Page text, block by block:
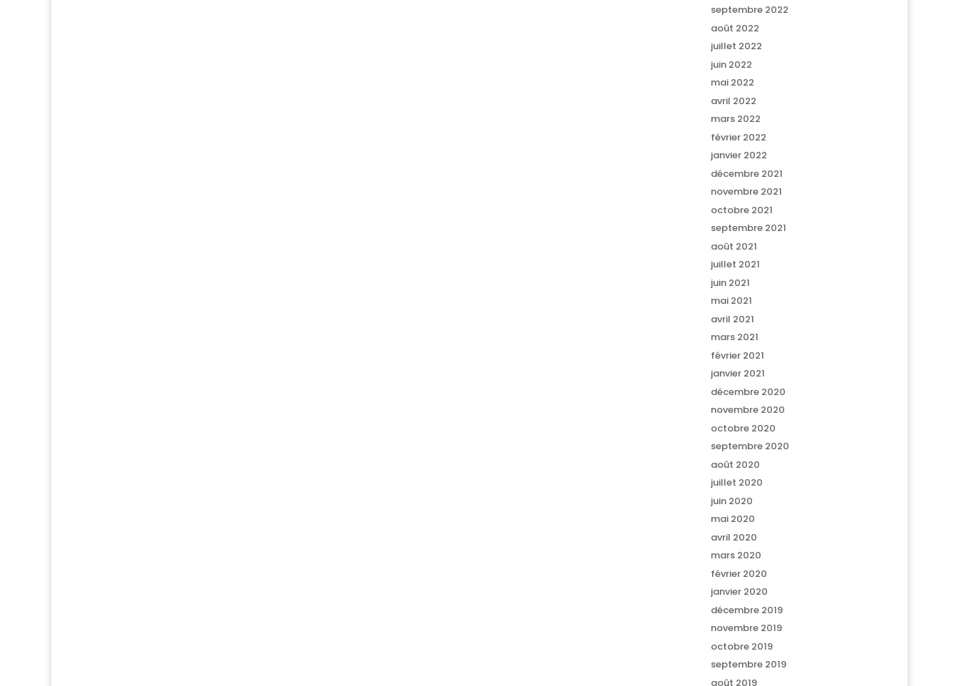
septembre 2022
août 2022
juillet 2022
juin 2022
mai 2022
avril 2022
mars 2022
février 2022
janvier 2022
décembre 2021
novembre 2021
octobre 2021
septembre 2021
août 2021
juillet 2021
juin 2021
mai 2021
avril 2021
mars 2021
février 2021
janvier 2021
décembre 2020
novembre 2020
octobre 2020
septembre 2020
août 2020
juillet 2020
juin 2020
mai 2020
avril 2020
mars 2020
février 2020
janvier 2020
décembre 2019
novembre 2019
octobre 2019
septembre 2019
août 2019